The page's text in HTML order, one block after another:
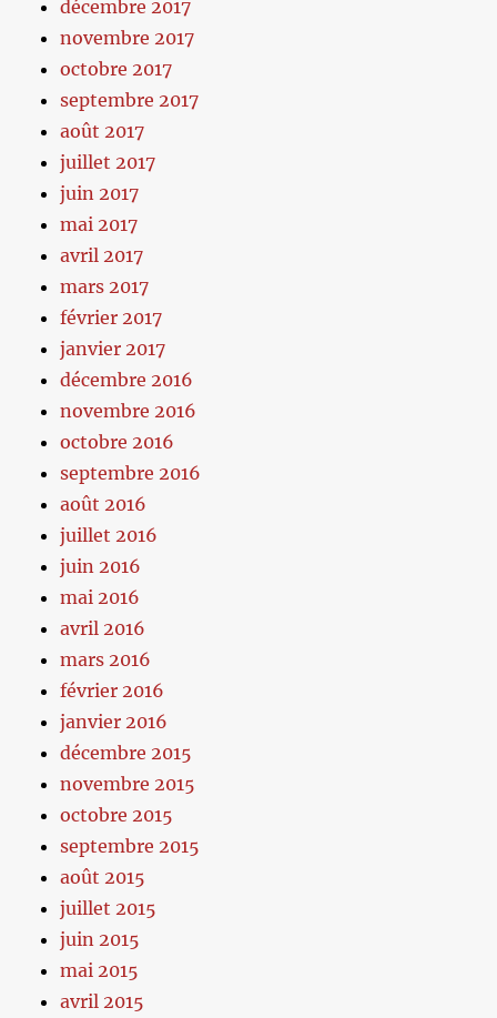
décembre 2017
novembre 2017
octobre 2017
septembre 2017
août 2017
juillet 2017
juin 2017
mai 2017
avril 2017
mars 2017
février 2017
janvier 2017
décembre 2016
novembre 2016
octobre 2016
septembre 2016
août 2016
juillet 2016
juin 2016
mai 2016
avril 2016
mars 2016
février 2016
janvier 2016
décembre 2015
novembre 2015
octobre 2015
septembre 2015
août 2015
juillet 2015
juin 2015
mai 2015
avril 2015